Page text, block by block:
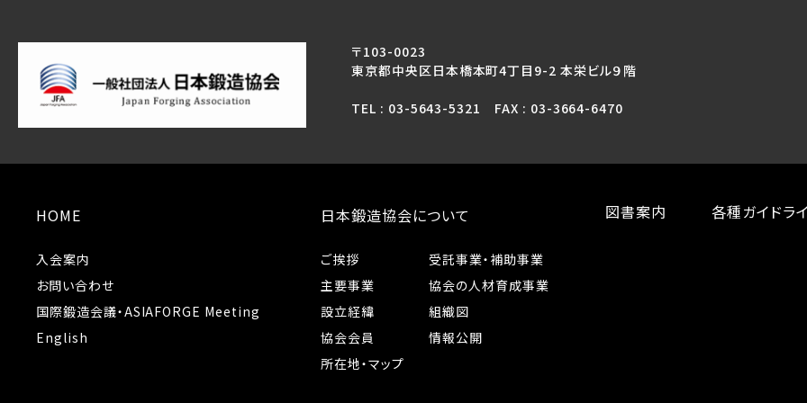
〒103-0023
東京都中央区日本橋本町4丁目9-2 本栄ビル９階
TEL : 03-5643-5321 FAX : 03-3664-6470
HOME
入会案内
お問い合わせ
国際鍛造会議・ASIAFORGE Meeting
English
日本鍛造協会について
ご挨拶
受託事業・補助事業
主要事業
協会の人材育成事業
設立経緯
組織図
協会会員
情報公開
所在地・マップ
図書案内 各種ガイドラ